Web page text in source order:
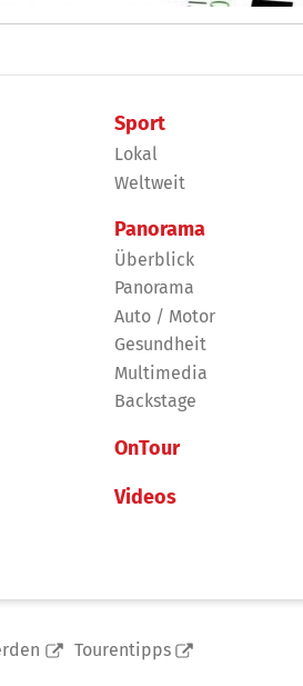
Sport
Lokal
Weltweit
Panorama
Überblick
Panorama
Auto / Motor
Gesundheit
Multimedia
Backstage
OnTour
Videos
Tourentipps